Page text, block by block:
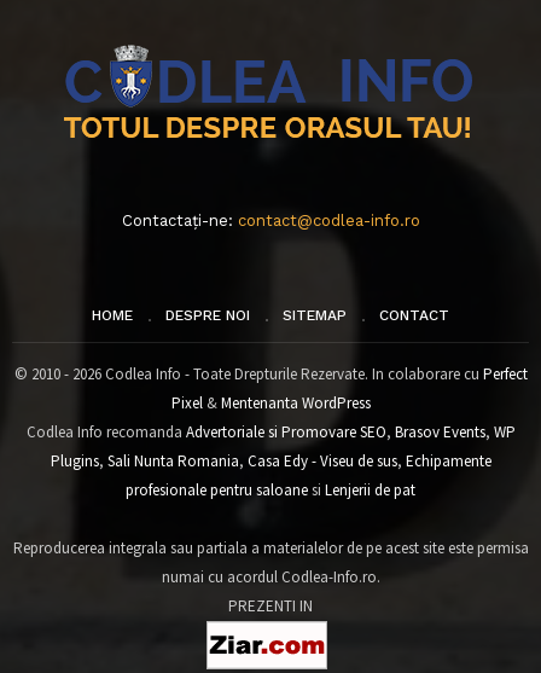
Contactați-ne: contact@codlea-info.ro
HOME DESPRE NOI SITEMAP CONTACT
© 2010 - 2026 Codlea Info - Toate Drepturile Rezervate. In colaborare cu Perfect
Pixel&Mentenanta WordPress
Codlea Info recomanda Advertoriale si Promovare SEO, Brasov Events, WP
Plugins, Sali Nunta Romania, Casa Edy - Viseu de sus, Echipamente
profesionale pentru saloanesi Lenjerii de pat
Reproducerea integrala sau partiala a materialelor de pe acest site este permisa
numai cu acordul Codlea-Info.ro.
PREZENTI IN